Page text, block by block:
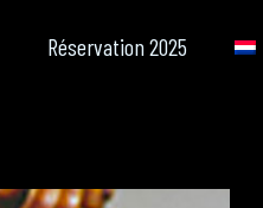
Réservation 2025